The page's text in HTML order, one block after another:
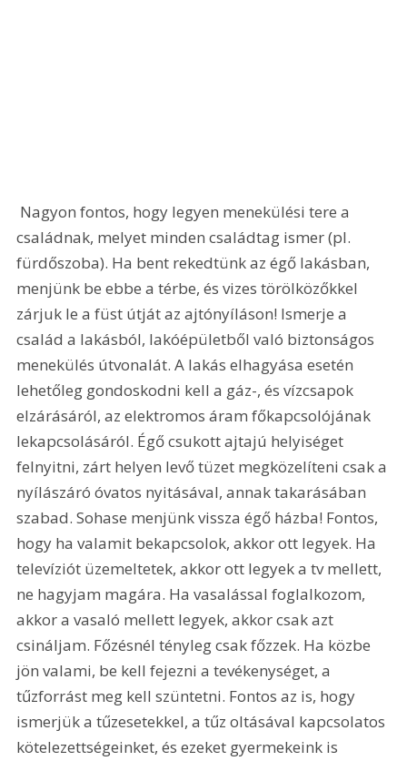
családnak, melyet minden családtag ismer (pl.
fürdőszoba). Ha bent rekedtünk az égő lakásban,
menjünk be ebbe a térbe, és vizes törölközőkkel
zárjuk le a füst útját az ajtónyíláson! Ismerje a
család a lakásból, lakóépületből való biztonságos
menekülés útvonalát. A lakás elhagyása esetén
lehetőleg gondoskodni kell a gáz-, és vízcsapok
elzárásáról, az elektromos áram főkapcsolójának
lekapcsolásáról. Égő csukott ajtajú helyiséget
felnyitni, zárt helyen levő tüzet megközelíteni csak a
nyílászáró óvatos nyitásával, annak takarásában
szabad. Sohase menjünk vissza égő házba! Fontos,
hogy ha valamit bekapcsolok, akkor ott legyek. Ha
televíziót üzemeltetek, akkor ott legyek a tv mellett,
ne hagyjam magára. Ha vasalással foglalkozom,
akkor a vasaló mellett legyek, akkor csak azt
csináljam. Főzésnél tényleg csak főzzek. Ha közbe
jön valami, be kell fejezni a tevékenységet, a
tűzforrást meg kell szüntetni. Fontos az is, hogy
ismerjük a tűzesetekkel, a tűz oltásával kapcsolatos
kötelezettségeinket, és ezeket gyermekeink is